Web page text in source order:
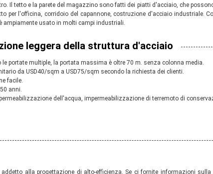
Il tetto e la parete del magazzino sono fatti dei piatti d'acciaio, che
per l'officina, corridoio del capannone, costruzione d'acciaio industriale.
usato in molti campi industriali.
leggera della struttura d'acciaio
le portate multiple, la portata massima è oltre 70 m. senza colonna media.
da USD40/sqm a USD75/sqm secondo la richiesta dei clienti.
facile.
anni.
dell'acqua, impermeabilizzazione di terremoto di
alla progettazione di alto-efficienza. Se ci fornite informazioni